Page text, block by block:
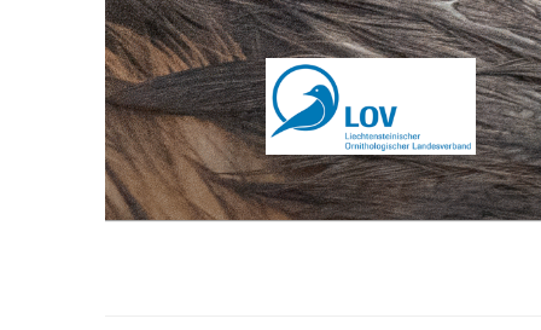
Zum
Inhalt
springen